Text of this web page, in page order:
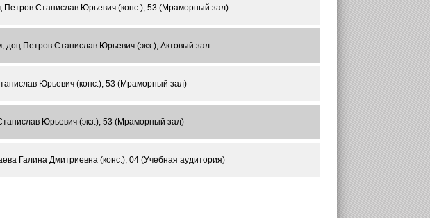
Станислав Юрьевич (конс.), 53 (Мраморный зал)
доц.Петров Станислав Юрьевич (экз.), Актовый зал
Юрьевич (конс.), 53 (Мраморный зал)
Юрьевич (экз.), 53 (Мраморный зал)
Галина Дмитриевна (конс.), 04 (Учебная аудитория)